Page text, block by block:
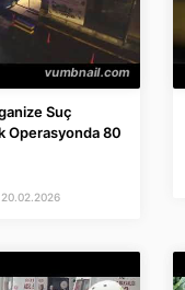
Suç
Operasyonda 80
20.02.2026